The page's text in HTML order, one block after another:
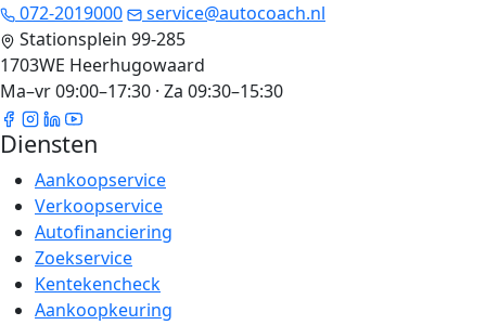
072-2019000
service@autocoach.nl
Stationsplein 99-285
1703WE Heerhugowaard
Ma–vr 09:00–17:30 · Za 09:30–15:30
Diensten
Aankoopservice
Verkoopservice
Autofinanciering
Zoekservice
Kentekencheck
Aankoopkeuring